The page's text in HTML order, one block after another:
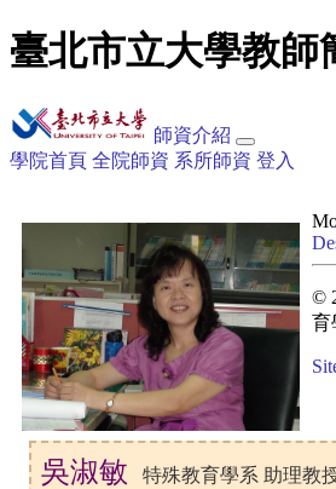
臺北市立大學教師
師資介紹
學院首頁 全院師資 系所師資 登入
吳淑敏 特殊教育學系 助理教
©
育